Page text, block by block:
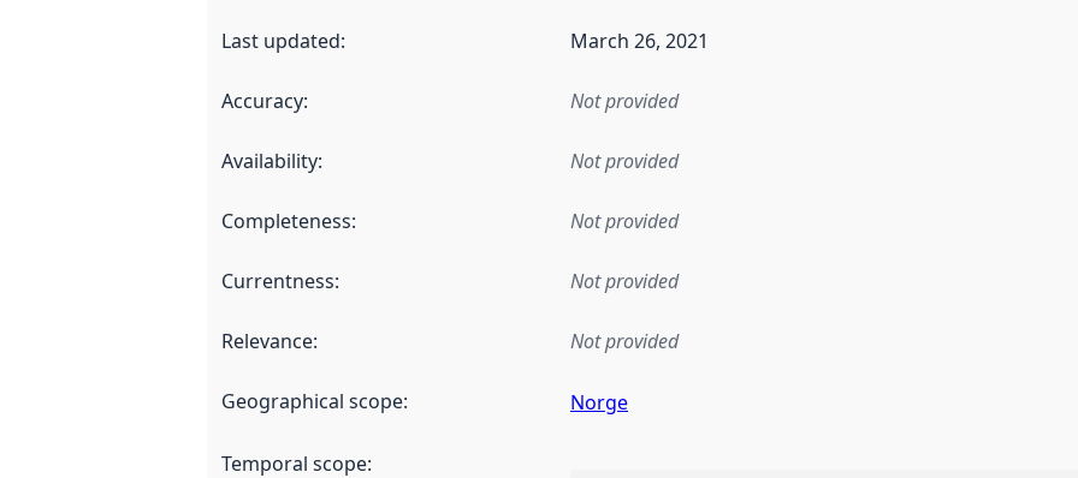
Last updated: March 26, 2021
Accuracy: Not provided
Availability: Not provided
Completeness: Not provided
Currentness: Not provided
Relevance: Not provided
Geographical scope: Norge
Temporal scope: